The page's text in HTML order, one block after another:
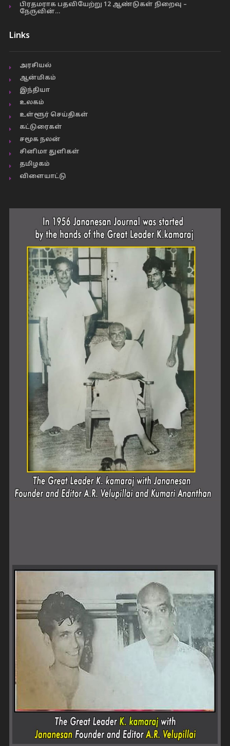
பிரதமராக பதவியேற்று 12 ஆண்டுகள் நிறைவு –
நேருவின்…
Links
அரசியல்
ஆன்மிகம்
இந்தியா
உலகம்
உள்ளூர் செய்திகள்
கட்டுரைகள்
சமூக நலன்
சினிமா துளிகள்
தமிழகம்
விளையாட்டு